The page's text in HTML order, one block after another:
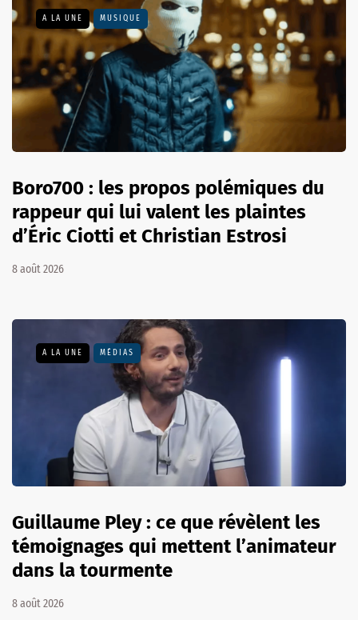
A LA UNE MUSIQUE
Boro700 : les propos polémiques du
rappeur qui lui valent les plaintes
d’Éric Ciotti et Christian Estrosi
8 août 2026
A LA UNE MÉDIAS
Guillaume Pley : ce que révèlent les
témoignages qui mettent l’animateur
dans la tourmente
8 août 2026